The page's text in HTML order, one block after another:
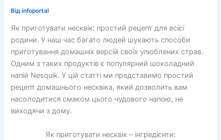
Відinfoportal
Як приготувати несквік: простий рецепт для всієї
родини. У наш час багато людей шукають способи
приготування домашніх версій своїх улюблених страв.
Одним з таких продуктів є популярний шоколадний
напій Nesquik. У цій статті ми представимо простий
рецепт домашнього несквіка, який дозволить вам
насолодитися смаком цього чудового напою, не
виходячи з дому.
Як приготувати несквік – інгредієнти: